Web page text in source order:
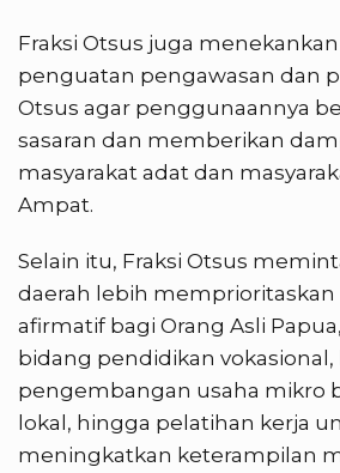
Fraksi Otsus juga
penguatan pengawasan dan
Otsus agar penggunaannya
sasaran dan memberikan
masyarakat adat dan
Ampat.
Selain itu, Fraksi Otsus
daerah lebih memprioritaskan
afirmatif bagi Orang Asli
bidang pendidikan vokasional,
pengembangan usaha mikro
lokal, hingga pelatihan kerja
meningkatkan keterampilan